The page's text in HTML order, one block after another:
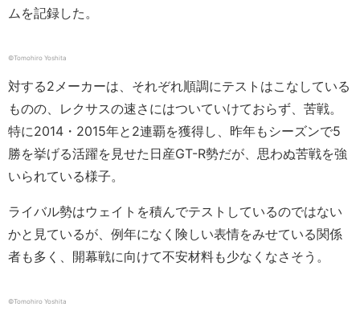
ムを記録した。
©︎Tomohiro Yoshita
対する2メーカーは、それぞれ順調にテストはこなしている
ものの、レクサスの速さにはついていけておらず、苦戦。
特に2014・2015年と2連覇を獲得し、昨年もシーズンで5
勝を挙げる活躍を見せた日産GT-R勢だが、思わぬ苦戦を強
いられている様子。
ライバル勢はウェイトを積んでテストしているのではない
かと見ているが、例年になく険しい表情をみせている関係
者も多く、開幕戦に向けて不安材料も少なくなさそう。
©︎Tomohiro Yoshita